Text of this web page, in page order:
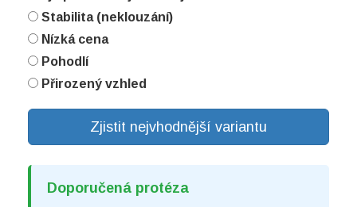
Stabilita (neklouzání)
Nízká cena
Pohodlí
Přirozený vzhled
Zjistit nejvhodnější variantu
Doporučená protéza